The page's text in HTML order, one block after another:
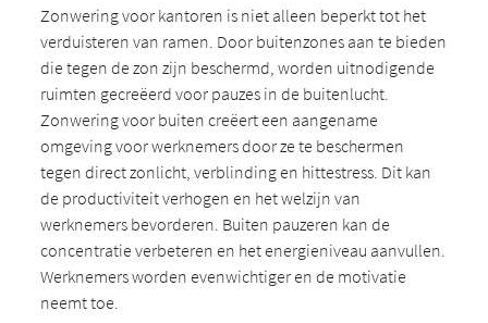
Zonwering voor kantoren is niet alleen beperkt tot het
verduisteren van ramen. Door buitenzones aan te bieden
die tegen de zon zijn beschermd, worden uitnodigende
ruimten gecreëerd voor pauzes in de buitenlucht.
Zonwering voor buiten creëert een aangename
omgeving voor werknemers door ze te beschermen
tegen direct zonlicht, verblinding en hittestress. Dit kan
de productiviteit verhogen en het welzijn van
werknemers bevorderen. Buiten pauzeren kan de
concentratie verbeteren en het energieniveau aanvullen.
Werknemers worden evenwichtiger en de motivatie
neemt toe.